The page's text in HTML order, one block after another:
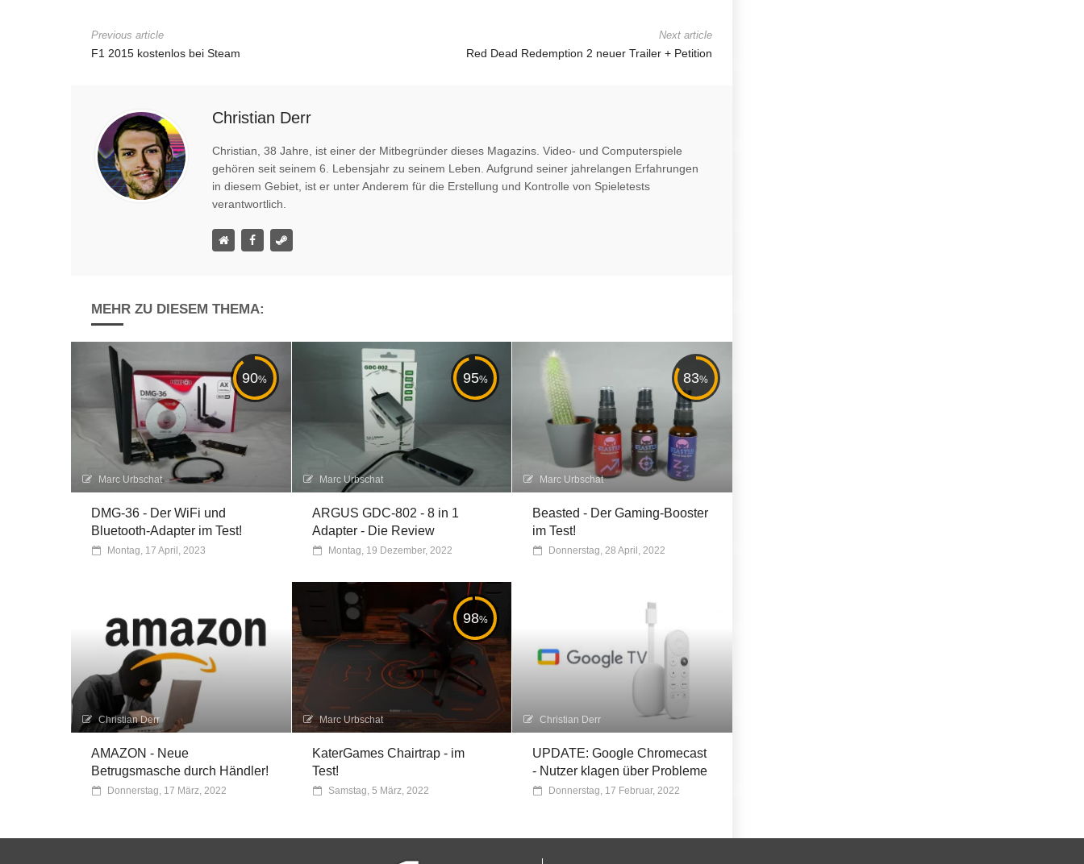
Previous article
F1 2015 kostenlos bei Steam
Next article
Red Dead Redemption 2 neuer Trailer + Petition
Christian Derr
Christian, 38 Jahre, ist einer der Mitbegründer dieses Magazins. Video- und Computerspiele
gehören seit seinem 6. Lebensjahr zu seinem Leben. Aufgrund seiner jahrelangen Erfahrungen
in diesem Gebiet, ist er unter Anderem für die Erstellung und Kontrolle von Spieletests
verantwortlich.
MEHR ZU DIESEM THEMA:
90%
Marc Urbschat
DMG-36 - Der WiFi und
Bluetooth-Adapter im Test!
Montag, 17 April, 2023
95%
Marc Urbschat
ARGUS GDC-802 - 8 in 1
Adapter - Die Review
Montag, 19 Dezember, 2022
83%
Marc Urbschat
Beasted - Der Gaming-Booster
im Test!
Donnerstag, 28 April, 2022
Christian Derr
AMAZON - Neue
Betrugsmasche durch Händler!
Donnerstag, 17 März, 2022
98%
Marc Urbschat
KaterGames Chairtrap - im
Test!
Samstag, 5 März, 2022
Christian Derr
UPDATE: Google Chromecast
- Nutzer klagen über Probleme
Donnerstag, 17 Februar, 2022